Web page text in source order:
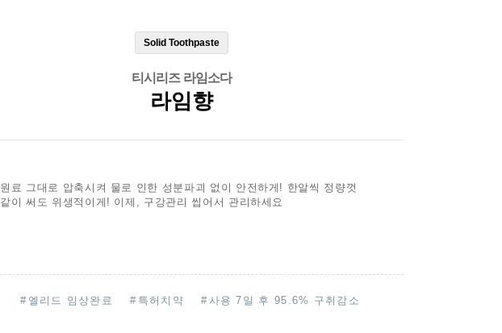
Solid Toothpaste
티시리즈 라임소다
라임향
원료 그대로 압축시켜 물로 인한 성분파괴 없이 안전하게! 한알씩 정량껏
같이 써도 위생적이게! 이제, 구강관리 씹어서 관리하세요
# 엘리드 임상완료 # 특허치약 # 사용 7일 후 95.6% 구취감소